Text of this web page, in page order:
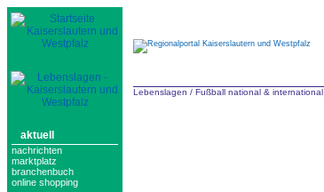
aktuell
nachrichten
marktplatz
branchenbuch
online shopping
Lebenslagen / Fußball national & international